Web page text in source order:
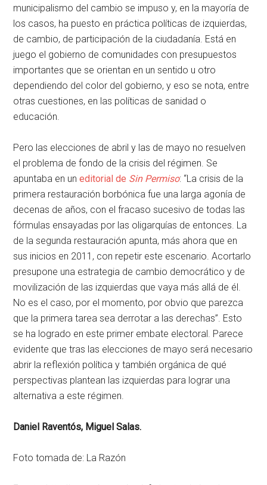
municipalismo del cambio se impuso y, en la mayoría de
los casos, ha puesto en práctica políticas de izquierdas,
de cambio, de participación de la ciudadanía. Está en
juego el gobierno de comunidades con presupuestos
importantes que se orientan en un sentido u otro
dependiendo del color del gobierno, y eso se nota, entre
otras cuestiones, en las políticas de sanidad o
educación.
Pero las elecciones de abril y las de mayo no resuelven
el problema de fondo de la crisis del régimen. Se
apuntaba en uneditorial de Sin Permiso: “La crisis de la
primera restauración borbónica fue una larga agonía de
decenas de años, con el fracaso sucesivo de todas las
fórmulas ensayadas por las oligarquías de entonces. La
de la segunda restauración apunta, más ahora que en
sus inicios en 2011, con repetir este escenario. Acortarlo
presupone una estrategia de cambio democrático y de
movilización de las izquierdas que vaya más allá de él.
No es el caso, por el momento, por obvio que parezca
que la primera tarea sea derrotar a las derechas”. Esto
se ha logrado en este primer embate electoral. Parece
evidente que tras las elecciones de mayo será necesario
abrir la reflexión política y también orgánica de qué
perspectivas plantean las izquierdas para lograr una
alternativa a este régimen.
Daniel Raventós, Miguel Salas.
Foto tomada de: La Razón